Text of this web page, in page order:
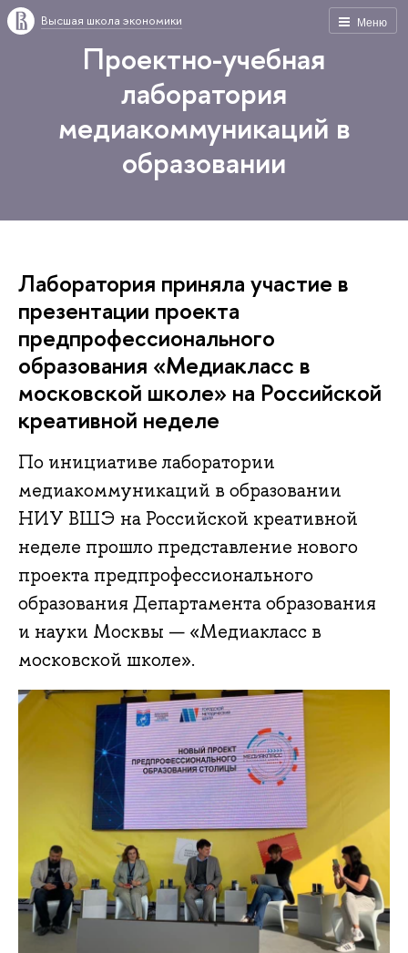
Меню
Высшая школа экономики
Проектно-учебная
лаборатория
медиакоммуникаций в
образовании
Лаборатория приняла участие в
презентации проекта
предпрофессионального
образования «Медиакласс в
московской школе» на Российской
креативной неделе
По инициативе лаборатории
медиакоммуникаций в образовании
НИУ ВШЭ на Российской креативной
неделе прошло представление нового
проекта предпрофессионального
образования Департамента образования
и науки Москвы — «Медиакласс в
московской школе».